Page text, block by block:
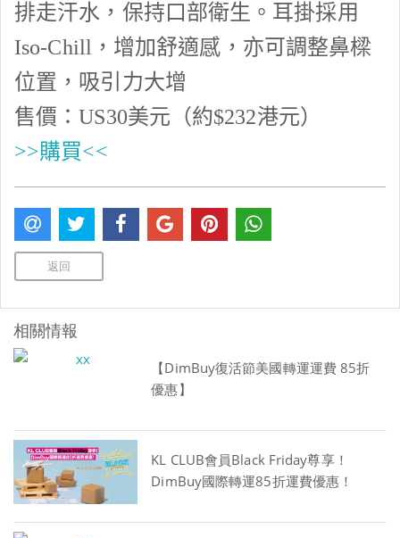
排走汗水，保持口部衛生。耳掛採用
Iso-Chill ，增加舒適感，亦可調整鼻樑
位置，吸引力大增
售價：US30美元（約$232港元）
>>購買<<
返回
相關情報
【DimBuy復活節美國轉運運費 85折
優惠】
KL CLUB會員Black Friday尊享！
DimBuy國際轉運85折運費優惠！